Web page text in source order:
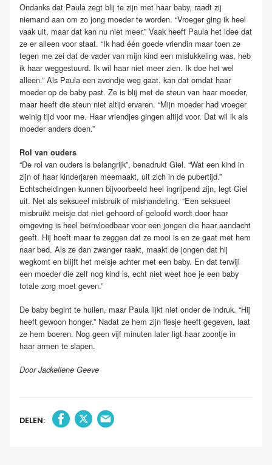
Ondanks dat Paula zegt blij te zijn met haar baby, raadt zij
niemand aan om zo jong moeder te worden. “Vroeger ging ik heel
vaak uit, maar dat kan nu niet meer.” Vaak heeft Paula het idee dat
ze er alleen voor staat. “Ik had één goede vriendin maar toen ze
tegen me zei dat de vader van mijn kind een mislukkeling was, heb
ik haar weggestuurd. Ik wil haar niet meer zien. Ik doe het wel
alleen.” Als Paula een avondje weg gaat, kan dat omdat haar
moeder op de baby past. Ze is blij met de steun van haar moeder,
maar heeft die steun niet altijd ervaren. “Mijn moeder had vroeger
weinig tijd voor me. Haar vriendjes gingen altijd voor. Dat wil ik als
moeder anders doen.”
Rol van ouders
“De rol van ouders is belangrijk”, benadrukt Giel. “Wat een kind in
zijn of haar kinderjaren meemaakt, uit zich in de pubertijd.”
Echtscheidingen kunnen bijvoorbeeld heel ingrijpend zijn, legt Giel
uit. Net als seksueel misbruik of mishandeling. “Een seksueel
misbruikt meisje dat niet gehoord of geloofd wordt door haar
omgeving is heel beïnvloedbaar voor een jongen die haar aandacht
geeft. Hij hoeft maar te zeggen dat ze mooi is en ze gaat met hem
naar bed. Als ze dan zwanger raakt, maakt de jongen dat hij
wegkomt en blijft het meisje achter met een baby. En dat terwijl
een moeder die zelf nog kind is, echt niet weet hoe je een baby
totale zorg moet geven.”
De baby begint te huilen, maar Paula lijkt niet onder de indruk. “Hij
heeft gewoon honger.” Nadat ze hem zijn flesje heeft gegeven, laat
ze hem boeren. Nog geen vijf minuten later ligt haar zoontje in
haar armen te slapen.
Door Jackeliene Geeve
DELEN: